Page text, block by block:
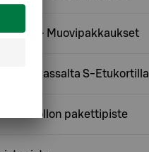
- Muovipakkaukset
kassalta S-Etukortilla
pakettipiste